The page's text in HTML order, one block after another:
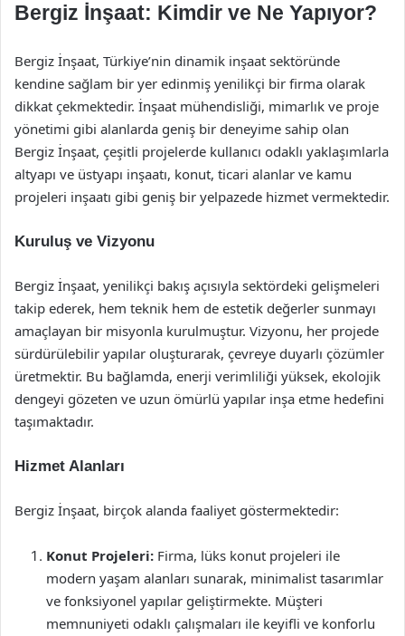
Bergiz İnşaat: Kimdir ve Ne Yapıyor?
Bergiz İnşaat, Türkiye’nin dinamik inşaat sektöründe
kendine sağlam bir yer edinmiş yenilikçi bir firma olarak
dikkat çekmektedir. İnşaat mühendisliği, mimarlık ve proje
yönetimi gibi alanlarda geniş bir deneyime sahip olan
Bergiz İnşaat, çeşitli projelerde kullanıcı odaklı yaklaşımlarla
altyapı ve üstyapı inşaatı, konut, ticari alanlar ve kamu
projeleri inşaatı gibi geniş bir yelpazede hizmet vermektedir.
Kuruluş ve Vizyonu
Bergiz İnşaat, yenilikçi bakış açısıyla sektördeki gelişmeleri
takip ederek, hem teknik hem de estetik değerler sunmayı
amaçlayan bir misyonla kurulmuştur. Vizyonu, her projede
sürdürülebilir yapılar oluşturarak, çevreye duyarlı çözümler
üretmektir. Bu bağlamda, enerji verimliliği yüksek, ekolojik
dengeyi gözeten ve uzun ömürlü yapılar inşa etme hedefini
taşımaktadır.
Hizmet Alanları
Bergiz İnşaat, birçok alanda faaliyet göstermektedir:
Konut Projeleri: Firma, lüks konut projeleri ile
modern yaşam alanları sunarak, minimalist tasarımlar
ve fonksiyonel yapılar geliştirmekte. Müşteri
memnuniyeti odaklı çalışmaları ile keyifli ve konforlu